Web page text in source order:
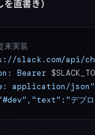
直書き）
実装
slack.com/api/
Bearer
application/json"
デプロ